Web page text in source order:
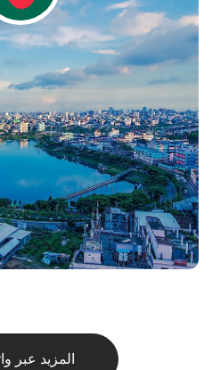
المزيد عبر